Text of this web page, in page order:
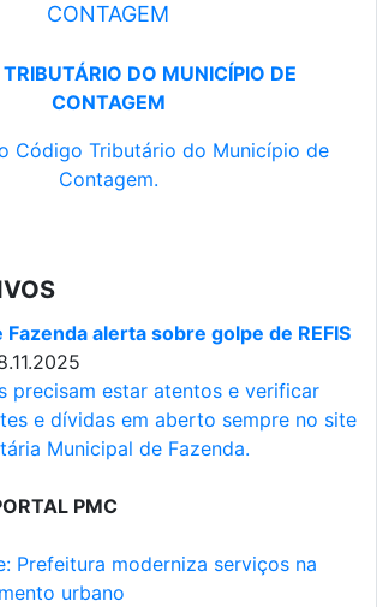
CONTAGEM
DO MUNICÍPIO DE
CONTAGEM
Código Tributário do Município de
Contagem.
alerta sobre golpe de REFIS
precisam estar atentos e verificar
e dívidas em aberto sempre no site
Municipal de Fazenda.
PMC
Prefeitura moderniza serviços na
urbano